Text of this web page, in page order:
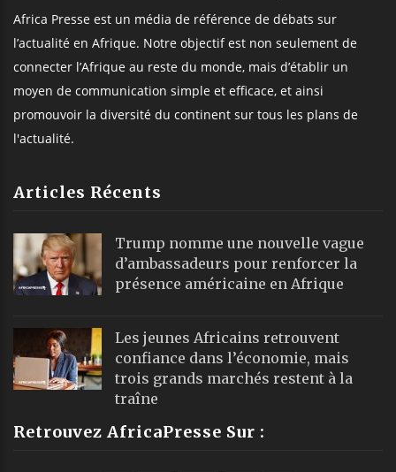
Africa Presse est un média de référence de débats sur
l’actualité en Afrique. Notre objectif est non seulement de
connecter l’Afrique au reste du monde, mais d’établir un
moyen de communication simple et efficace, et ainsi
promouvoir la diversité du continent sur tous les plans de
l'actualité.
Articles Récents
Trump nomme une nouvelle vague
d’ambassadeurs pour renforcer la
présence américaine en Afrique
Les jeunes Africains retrouvent
confiance dans l’économie, mais
trois grands marchés restent à la
traîne
Retrouvez AfricaPresse Sur :